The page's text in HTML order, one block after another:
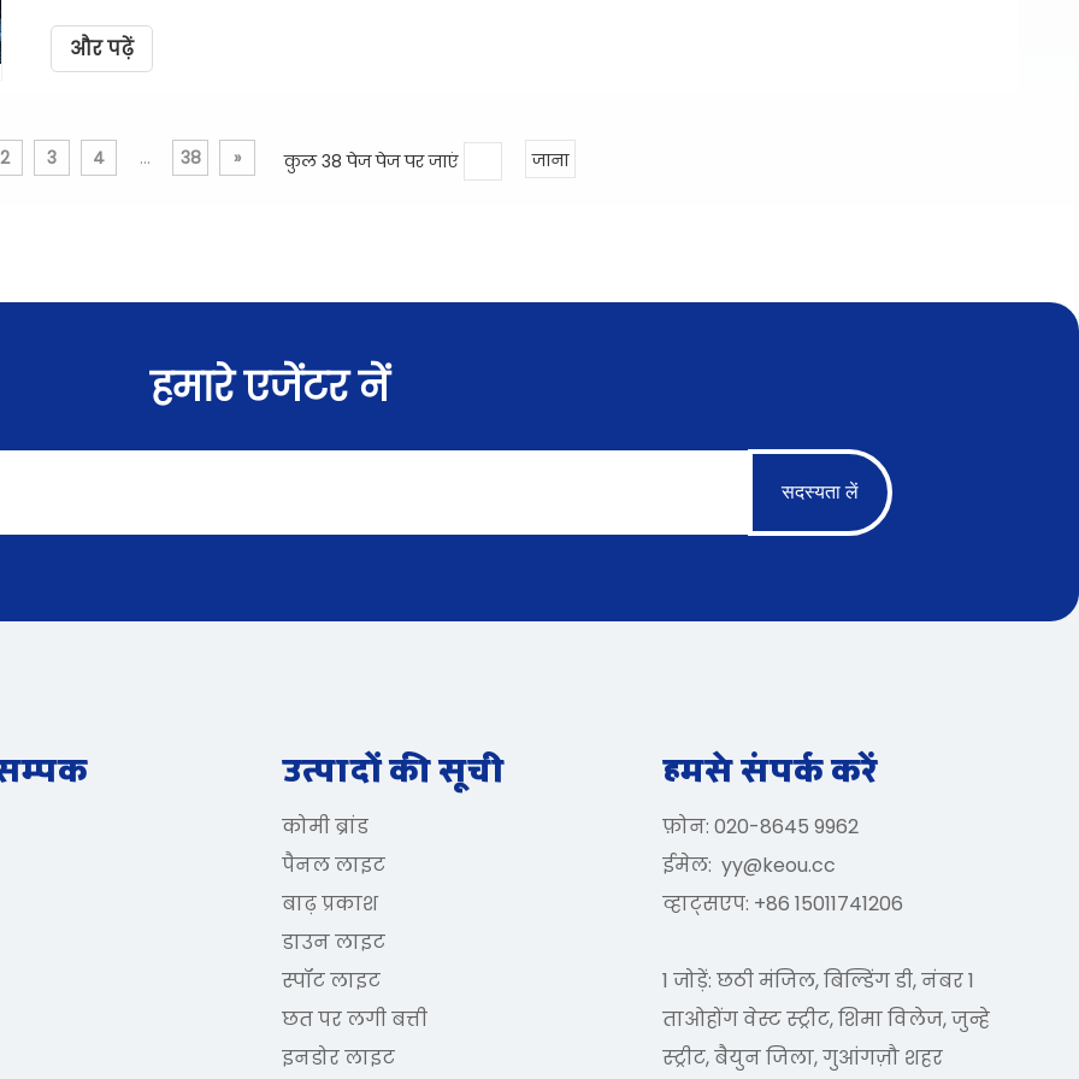
और पढ़ें
2 3 4 ... 38 » कुल 38 पेज पेज पर जाएं जाना
हमारे एजेंटर नें
सदस्यता लें
उत्पादों की सूची
कोमी ब्रांड
पैनल लाइट
बाढ़ प्रकाश
डाउन लाइट
स्पॉट लाइट
छत पर लगी बत्ती
इनडोर लाइट
हमसे संपर्क करें
फ़ोन: 020-8645 9962
ईमेल: yy@keou.cc
व्हाट्सएप: +86 15011741206
1 जोड़ें: छठी मंजिल, बिल्डिंग डी, नंबर 1
ताओहोंग वेस्ट स्ट्रीट, शिमा विलेज, जुन्हे
स्ट्रीट, बैयुन जिला, गुआंगज़ौ शहर